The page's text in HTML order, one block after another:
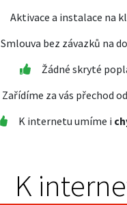
Aktivace a instalace na
Smlouva bez závazků na
Žádné skryté
Zařídíme za vás přechod
K internetu umíme i
K